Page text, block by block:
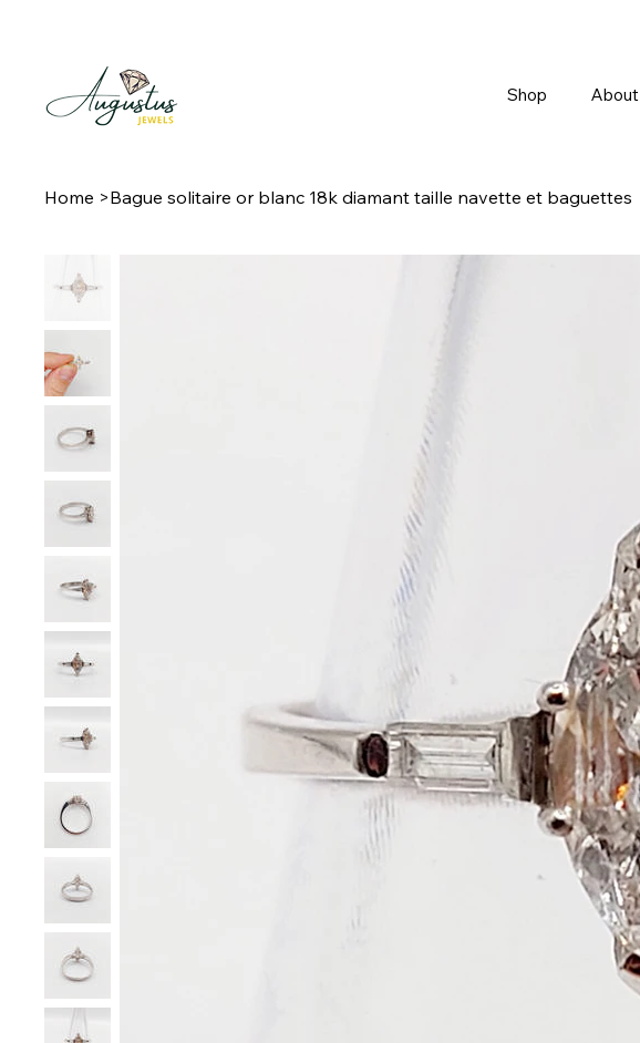
Shop About
Home >Bague solitaire or blanc 18k diamant taille navette et baguettes